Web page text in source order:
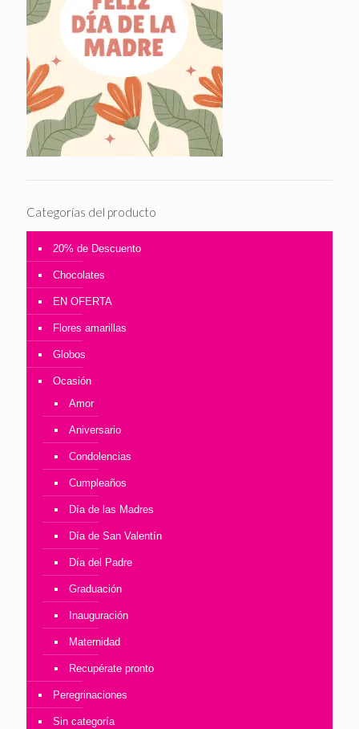
Categorías del producto
20% de Descuento
Chocolates
EN OFERTA
Flores amarillas
Globos
Ocasión
Amor
Aniversario
Condolencias
Cumpleaños
Día de las Madres
Día de San Valentín
Día del Padre
Graduación
Inauguración
Maternidad
Recupérate pronto
Peregrinaciones
Sin categoría